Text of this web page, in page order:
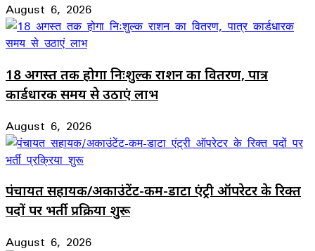
August 6, 2026
18 अगस्त तक होगा निःशुल्क राशन का वितरण, पात्र
कार्डधारक समय से उठाएं लाभ
August 6, 2026
पंचायत सहायक/अकाउंटेंट-कम-डाटा एंट्री ऑपरेटर के रिक्त
पदों पर भर्ती प्रक्रिया शुरू
August 6, 2026